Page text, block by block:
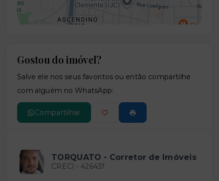
Gostou do imóvel?
Salve ele nos seus favoritos ou então compartilhe
com alguém no WhatsApp:
Compartilhar
TORQUATO - Corretor de Imóveis
CRECI - 42643f